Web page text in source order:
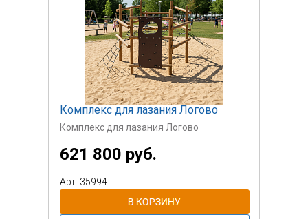
Комплекс для лазания Логово
Комплекс для лазания Логово
621 800 руб.
Арт: 35994